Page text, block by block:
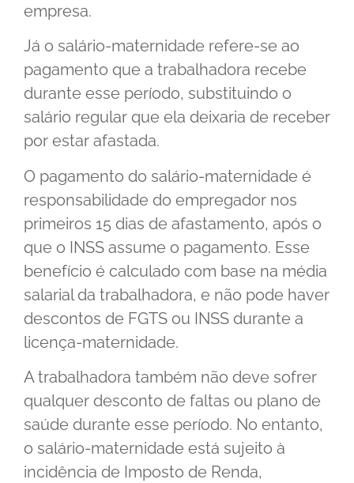
empresa.
Já o salário-maternidade refere-se ao
pagamento que a trabalhadora recebe
durante esse período, substituindo o
salário regular que ela deixaria de receber
por estar afastada.
O pagamento do salário-maternidade é
responsabilidade do empregador nos
primeiros 15 dias de afastamento, após o
que o INSS assume o pagamento. Esse
benefício é calculado com base na média
salarial da trabalhadora, e não pode haver
descontos de FGTS ou INSS durante a
licença-maternidade.
A trabalhadora também não deve sofrer
qualquer desconto de faltas ou plano de
saúde durante esse período. No entanto,
o salário-maternidade está sujeito à
incidência de Imposto de Renda,